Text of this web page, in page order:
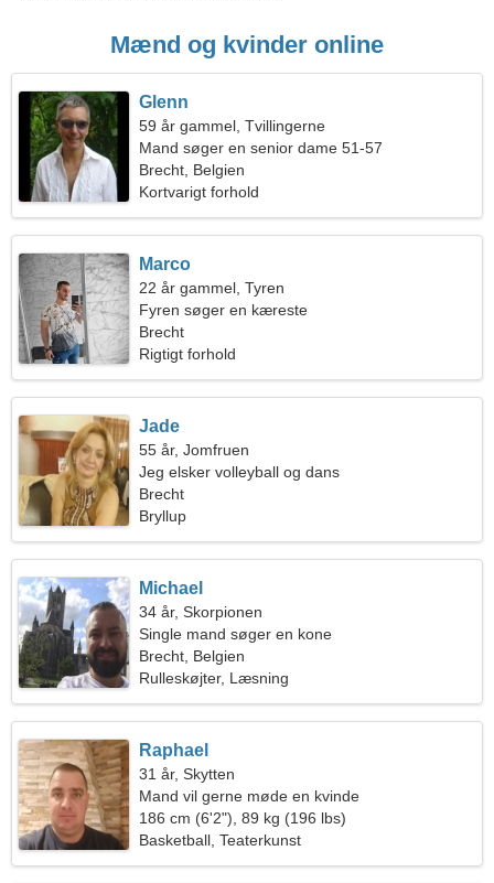
Mænd og kvinder online
Glenn
59 år gammel, Tvillingerne
Mand søger en senior dame 51-57
Brecht, Belgien
Kortvarigt forhold
Marco
22 år gammel, Tyren
Fyren søger en kæreste
Brecht
Rigtigt forhold
Jade
55 år, Jomfruen
Jeg elsker volleyball og dans
Brecht
Bryllup
Michael
34 år, Skorpionen
Single mand søger en kone
Brecht, Belgien
Rulleskøjter, Læsning
Raphael
31 år, Skytten
Mand vil gerne møde en kvinde
186 cm (6'2"), 89 kg (196 lbs)
Basketball, Teaterkunst